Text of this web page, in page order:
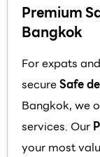
Premium
Bangkok
For expats
secureSafe
Bangkok, we
services. Our
your most